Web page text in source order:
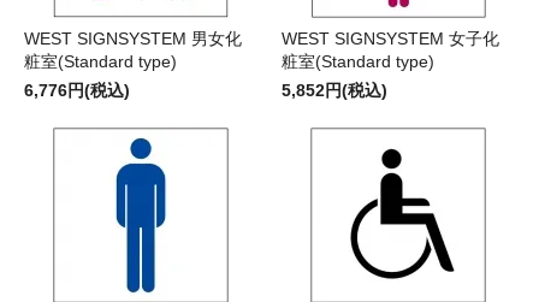
WEST SIGNSYSTEM 男女化
粧室(Standard type)
6,776円(税込)
WEST SIGNSYSTEM 女子化
粧室(Standard type)
5,852円(税込)